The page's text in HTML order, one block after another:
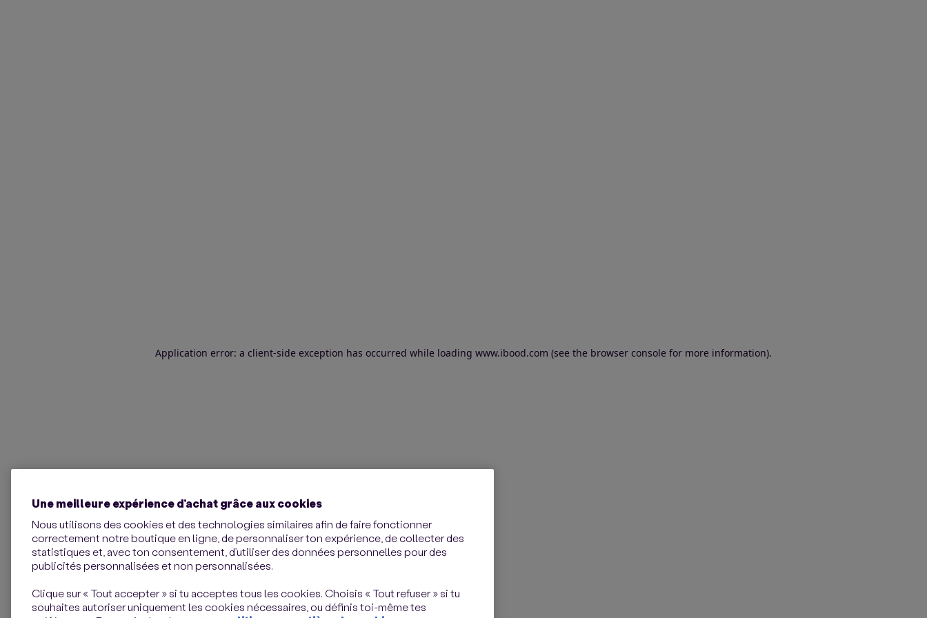
Application error: a client-side exception has occurred while loading www.ibood.com (see the browser console for more information).
Une meilleure expérience d’achat grâce aux cookies
Nous utilisons des cookies et des technologies similaires afin de faire fonctionner
correctement notre boutique en ligne, de personnaliser ton expérience, de collecter des
statistiques et, avec ton consentement, d’utiliser des données personnelles pour des
publicités personnalisées et non personnalisées.
Clique sur « Tout accepter » si tu acceptes tous les cookies. Choisis « Tout refuser » si tu
souhaites autoriser uniquement les cookies nécessaires, ou définis toi-même tes